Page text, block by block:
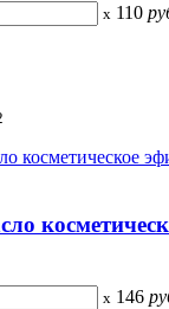
x 110
x 146